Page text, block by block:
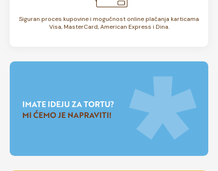
Siguran proces kupovine i mogućnost online plaćanja karticama
Visa, MasterCard, American Express i Dina.